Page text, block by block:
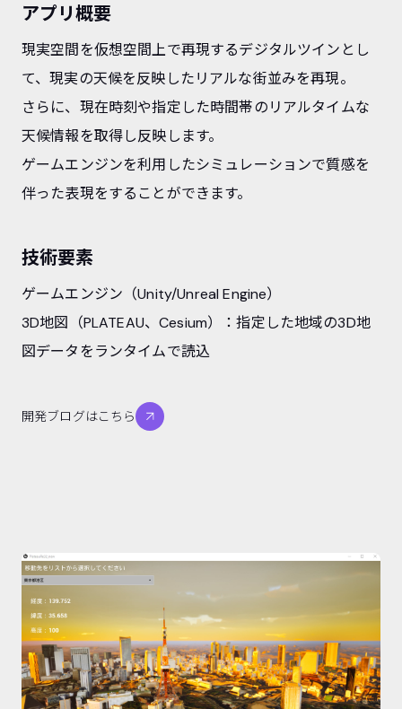
アプリ概要
現実空間を仮想空間上で再現するデジタルツインとし
て、現実の天候を反映したリアルな街並みを再現。
さらに、現在時刻や指定した時間帯のリアルタイムな
天候情報を取得し反映します。
ゲームエンジンを利用したシミュレーションで質感を
伴った表現をすることができます。
技術要素
ゲームエンジン（Unity/Unreal Engine）
3D地図（PLATEAU、Cesium）：指定した地域の3D地
図データをランタイムで読込
開発ブログはこちら